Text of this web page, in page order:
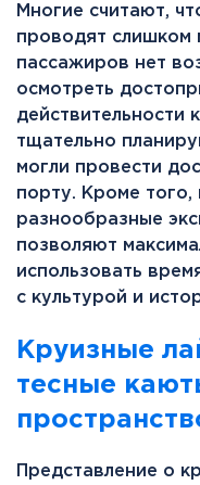
Многие считают,
проводят слишком
пассажиров нет
осмотреть
действительности
тщательно
могли провести
порту. Кроме того,
разнообразные
позволяют
использовать
с культурой и
Круизные
тесные
Представление о